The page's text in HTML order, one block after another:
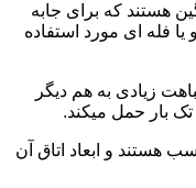
هستند که برای جابه
فله ای مورد استفاده
زیادی به هم دیگر
جایی بار تا 10 تن مناسب هستند و ابعاد اتاق آن